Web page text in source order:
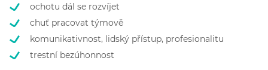
ochotu dál se rozvíjet
chuť pracovat týmově
komunikativnost, lidský přístup, profesionalitu
trestní bezúhonnost